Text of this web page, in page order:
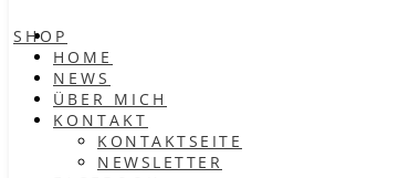
SHOP
HOME
NEWS
ÜBER MICH
KONTAKT
KONTAKTSEITE
NEWSLETTER